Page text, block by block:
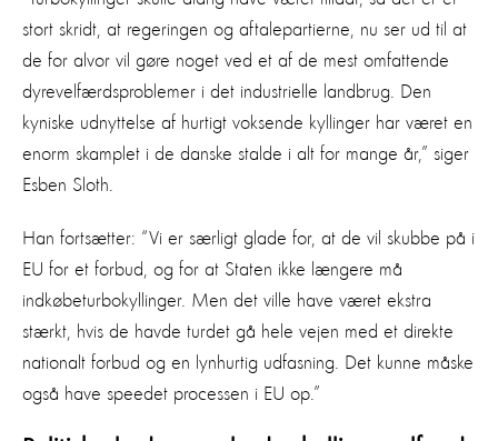
stort skridt, at regeringen og aftalepartierne, nu ser ud til at
de for alvor vil gøre noget ved et af de mest omfattende
dyrevelfærdsproblemer i det industrielle landbrug. Den
kyniske udnyttelse af hurtigt voksende kyllinger har været en
enorm skamplet i de danske stalde i alt for mange år,” siger
Esben Sloth.
Han fortsætter: “Vi er særligt glade for, at de vil skubbe på i
EU for et forbud, og for at Staten ikke længere må
indkøbeturbokyllinger. Men det ville have været ekstra
stærkt, hvis de havde turdet gå hele vejen med et direkte
nationalt forbud og en lynhurtig udfasning. Det kunne måske
også have speedet processen i EU op.”